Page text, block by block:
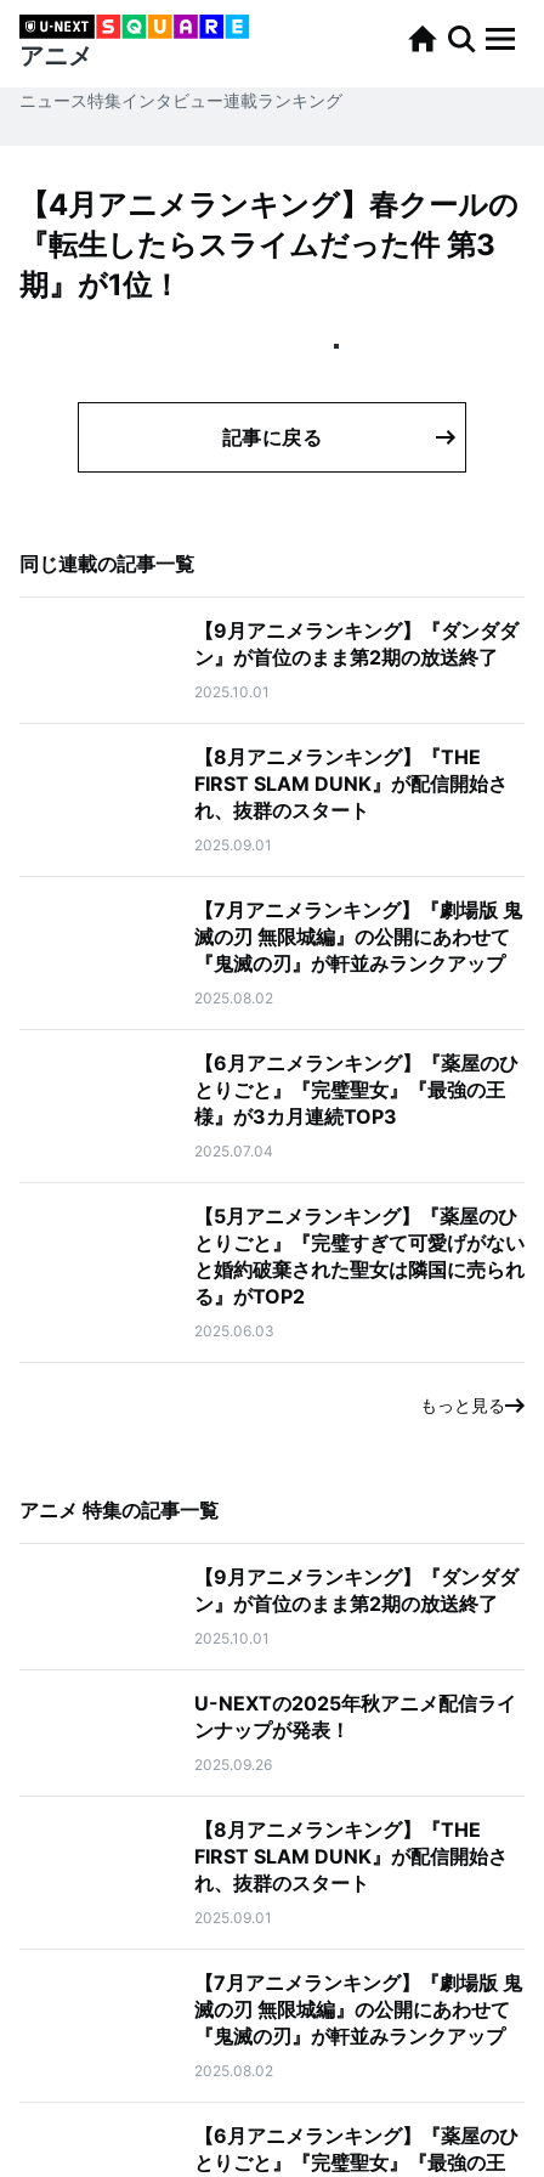
アニメ
ニュース特集インタビュー連載ランキング
【4月アニメランキング】春クールの
『転生したらスライムだった件 第3
期』が1位！
記事に戻る
同じ連載の記事一覧
【9月アニメランキング】『ダンダダ
ン』が首位のまま第2期の放送終了
2025.10.01
【8月アニメランキング】『THE
FIRST SLAM DUNK』が配信開始さ
れ、抜群のスタート
2025.09.01
【7月アニメランキング】『劇場版 鬼
滅の刃 無限城編』の公開にあわせて
『鬼滅の刃』が軒並みランクアップ
2025.08.02
【6月アニメランキング】『薬屋のひ
とりごと』『完璧聖女』『最強の王
様』が3カ月連続TOP3
2025.07.04
【5月アニメランキング】『薬屋のひ
とりごと』『完璧すぎて可愛げがない
と婚約破棄された聖女は隣国に売られ
る』がTOP2
2025.06.03
もっと見る
アニメ 特集の記事一覧
【9月アニメランキング】『ダンダダ
ン』が首位のまま第2期の放送終了
2025.10.01
U-NEXTの2025年秋アニメ配信ライ
ンナップが発表！
2025.09.26
【8月アニメランキング】『THE
FIRST SLAM DUNK』が配信開始さ
れ、抜群のスタート
2025.09.01
【7月アニメランキング】『劇場版 鬼
滅の刃 無限城編』の公開にあわせて
『鬼滅の刃』が軒並みランクアップ
2025.08.02
【6月アニメランキング】『薬屋のひ
とりごと』『完璧聖女』『最強の王